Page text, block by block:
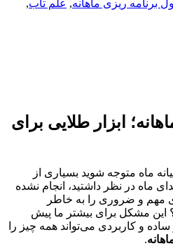
برنامه ریزی ماهانه, علم تاب,
ابزار طلایی برای
ماه متوجه شوید بسیاری از
ماه در نظر داشتید، انجام نشده
مهم و ضروری را به خاطر
این مشکل برای بیشتر ما پیش
ساده و کاربردی می‌تواند همه چیز را
.